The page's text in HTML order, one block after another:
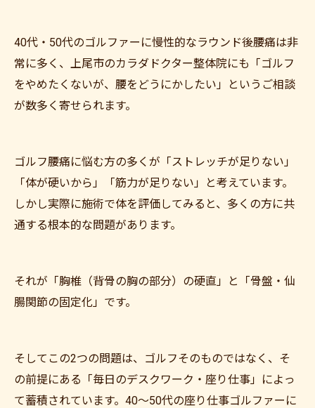
40代・50代のゴルファーに慢性的なラウンド後腰痛は非
常に多く、上尾市のカラダドクター整体院にも「ゴルフ
をやめたくないが、腰をどうにかしたい」というご相談
が数多く寄せられます。
ゴルフ腰痛に悩む方の多くが「ストレッチが足りない」
「体が硬いから」「筋力が足りない」と考えています。
しかし実際に施術で体を評価してみると、多くの方に共
通する根本的な問題があります。
それが「胸椎（背骨の胸の部分）の硬直」と「骨盤・仙
腸関節の固定化」です。
そしてこの2つの問題は、ゴルフそのものではなく、そ
の前提にある「毎日のデスクワーク・座り仕事」によっ
て蓄積されています。40〜50代の座り仕事ゴルファーに